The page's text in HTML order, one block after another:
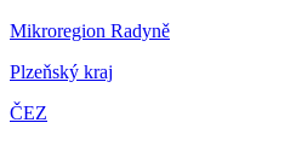
Mikroregion Radyně
Plzeňský kraj
ČEZ